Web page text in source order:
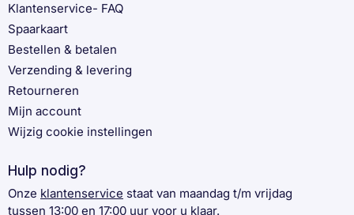
Klantenservice- FAQ
Spaarkaart
Bestellen & betalen
Verzending & levering
Retourneren
Mijn account
Wijzig cookie instellingen
Hulp nodig?
Onze klantenservice staat van maandag t/m vrijdag
tussen 13:00 en 17:00 uur voor u klaar.